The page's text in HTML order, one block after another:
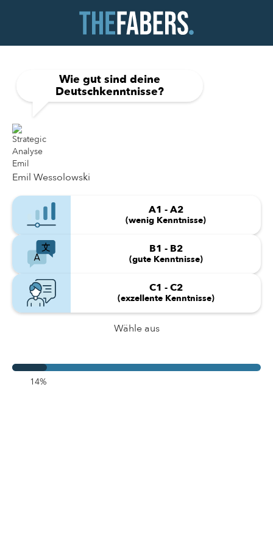
Wie gut sind deine
Deutschkenntnisse?
Emil Wessolowski
A1 - A2
(wenig Kenntnisse)
B1 - B2
(gute Kenntnisse)
C1 - C2
(exzellente Kenntnisse)
Wähle aus
14%